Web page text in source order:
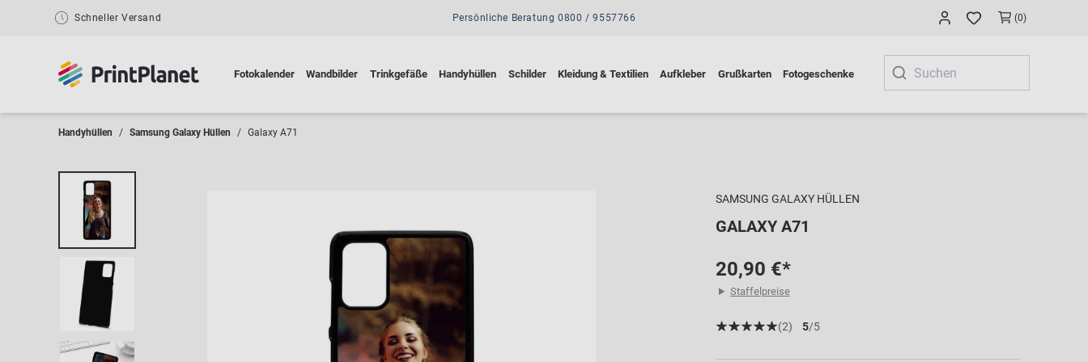
Schneller Versand (0)
Fotokalender Wandbilder Trinkgefäße Handyhüllen Schilder Kleidung & Textilien Aufkleber Grußkarten Fotogeschenke
Persönliche Beratung 0800 / 9557766
Handyhüllen Samsung Galaxy Hüllen Galaxy A71
SAMSUNG GALAXY HÜLLEN
GALAXY A71
20,90 €*
Staffelpreise
(2) 5/5